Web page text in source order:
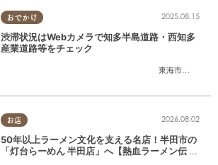
おでかけ
東海市大府市
2025.08.15
渋滞状況はWebカメラで知多半島道路・西知多
産業道路等をチェック
お店 2026.08.02
50年以上ラーメン文化を支える名店！半田市の
「灯台らーめん 半田店」へ【熱血ラーメン伝 8